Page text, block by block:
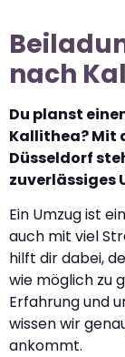
nach
Du planst
Kallithea? Mit
Düsseldorf
zuverlässiges
Ein Umzug ist
auch mit viel
hilft dir dabei,
wie möglich zu
Erfahrung und
wissen wir
ankommt.